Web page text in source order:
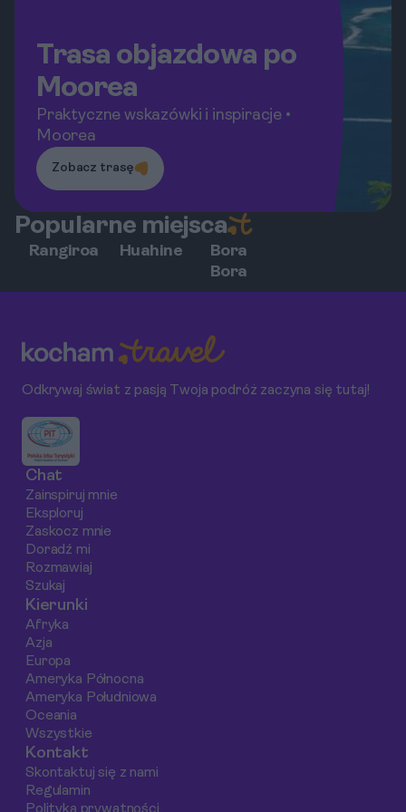
Trasa objazdowa po
Moorea
Praktyczne wskazówki i inspiracje •
Moorea
Zobacz trasę
Popularne miejsca
Rangiroa Huahine
Bora
Bora
Odkrywaj świat z pasją Twoja podróż zaczyna się tutaj!
Chat
Zainspiruj mnie
Eksploruj
Zaskocz mnie
Doradź mi
Rozmawiaj
Szukaj
Kierunki
Afryka
Azja
Europa
Ameryka Północna
Ameryka Południowa
Oceania
Wszystkie
Kontakt
Skontaktuj się z nami
Regulamin